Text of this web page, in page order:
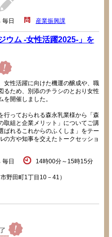
日 産業振興課
ウム -女性活躍2025-」を
性活躍に向けた機運の醸成や、職
るため、別添のチラシのとおり女性
開催しました。
っておられる森永乳業様から「森
取組と企業メリット」についてご講
ばれるこれからのふくしま」をテー
の方や知事を交えたトークセッショ
日 14時00分～15時15分
野田町1丁目10－41）